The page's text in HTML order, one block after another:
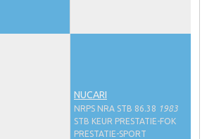
Hengstenkeuring
NUCARI
NRPS NRA STB 86.38 1983
STB KEUR PRESTATIE-FOK
PRESTATIE-SPORT